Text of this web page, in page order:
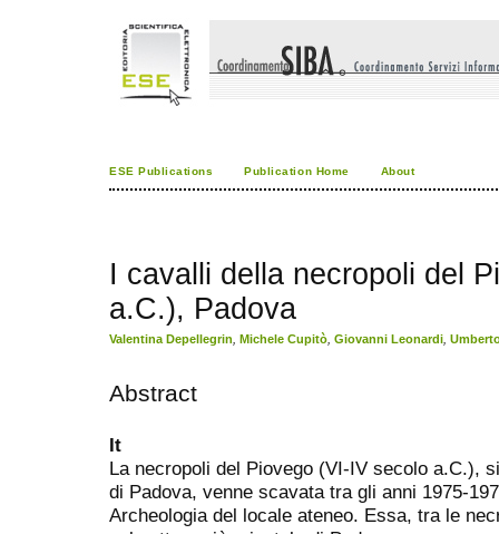
ESE Publications Publication Home About
I cavalli della necropoli del
a.C.), Padova
Valentina Depellegrin Michele Cupitò Giovanni Leonardi
Abstract
It
La necropoli del Piovego (VI-IV secolo a.C.),
di Padova, venne scavata tra gli anni 1975-
Archeologia del locale ateneo. Essa, tra le